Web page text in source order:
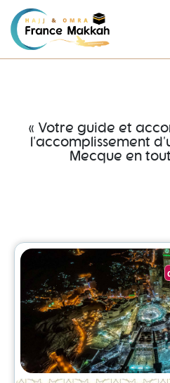
« Votre guide et
l'accomplissement
Mecque en